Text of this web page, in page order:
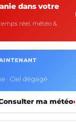
dans votre
réel, météo &
· Ciel dégagé
ma météo›